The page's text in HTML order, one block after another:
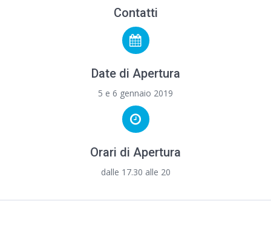
Contatti
Date di Apertura
5 e 6 gennaio 2019
Orari di Apertura
dalle 17.30 alle 20